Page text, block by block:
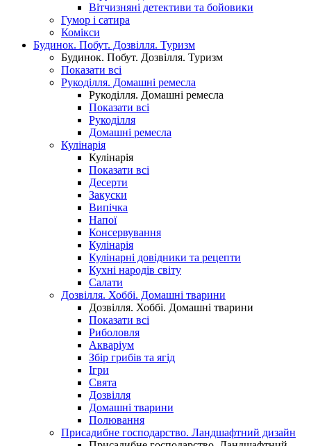
Вітчизняні детективи та бойовики
Гумор і сатира
Комікси
Будинок. Побут. Дозвілля. Туризм
Будинок. Побут. Дозвілля. Туризм
Показати всі
Рукоділля. Домашні ремесла
Рукоділля. Домашні ремесла
Показати всі
Рукоділля
Домашні ремесла
Кулінарія
Кулінарія
Показати всі
Десерти
Закуски
Випічка
Напої
Консервування
Кулінарія
Кулінарні довідники та рецепти
Кухні народів світу
Салати
Дозвілля. Хоббі. Домашні тварини
Дозвілля. Хоббі. Домашні тварини
Показати всі
Риболовля
Акваріум
Збір грибів та ягід
Ігри
Свята
Дозвілля
Домашні тварини
Полювання
Присадибне господарство. Ландшафтний дизайн